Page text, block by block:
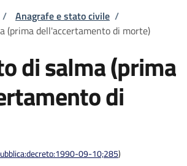
pane
/ Anagrafe e stato civile /
(prima dell'accertamento di morte)
di salma (prima
di
09-10;285)